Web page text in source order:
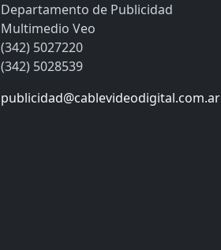
Departamento de Publicidad
Multimedio Veo
(342) 5027220
(342) 5028539
publicidad@cablevideodigital.com.ar